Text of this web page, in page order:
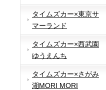
タイムズカー×東京サ
マーランド
タイムズカー×西武園
ゆうえんち
タイムズカー×さがみ
湖MORI MORI